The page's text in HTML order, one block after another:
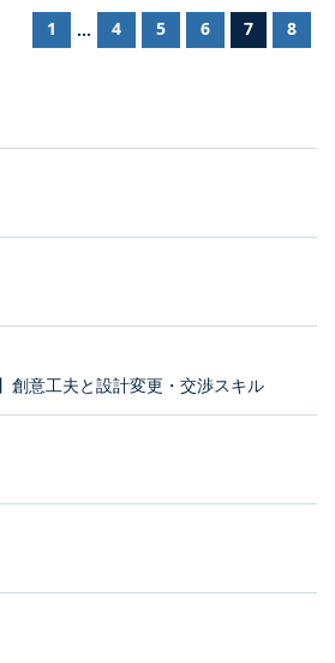
1 ... 4 5 6 7 8
創意工夫と設計変更・交渉スキル